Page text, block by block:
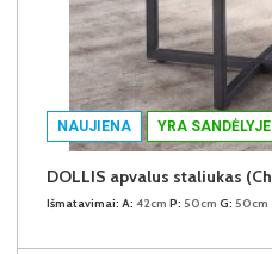
NAUJIENA YRA SANDĖLYJE
Išmatavimai: A: 42cm P: 50cm G: 50cm